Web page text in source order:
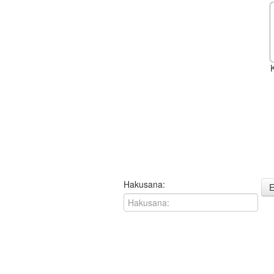
Hakusana: